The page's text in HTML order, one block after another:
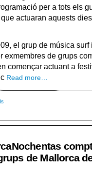
per a tots els
actuaran aquests
el grup de música
exmembres de grups
començar actuant a
Read more…
de Mallorca